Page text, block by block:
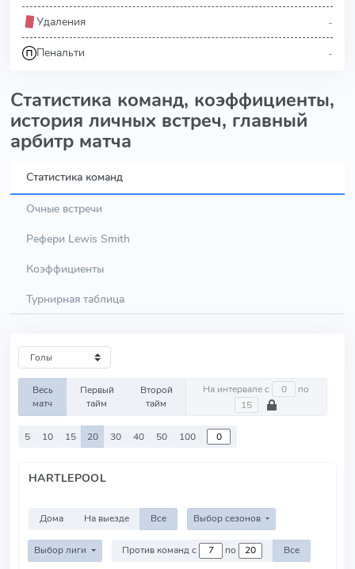
Удаления -
Пенальти -
Статистика команд, коэффициенты,
история личных встреч, главный
арбитр матча
Статистика команд
Очные встречи
Рефери Lewis Smith
Коэффициенты
Турнирная таблица
Весь
матч
Первый
тайм
Второй
тайм
На интервале с по
5 10 15 20 30 40 50 100
HARTLEPOOL
Дома На выезде Все Выбор сезонов
Выбор лиги Против команд с по Все